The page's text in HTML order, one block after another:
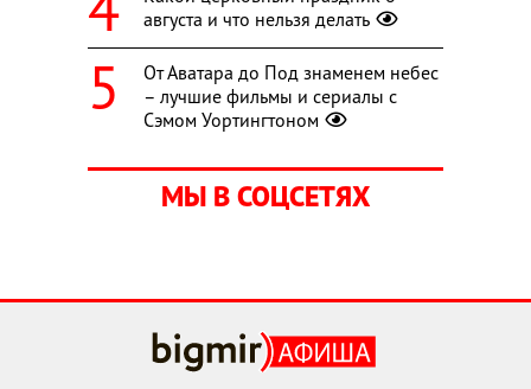
августа и что нельзя делать
От Аватара до Под знаменем небес
– лучшие фильмы и сериалы с
Сэмом Уортингтоном
МЫ В СОЦСЕТЯХ